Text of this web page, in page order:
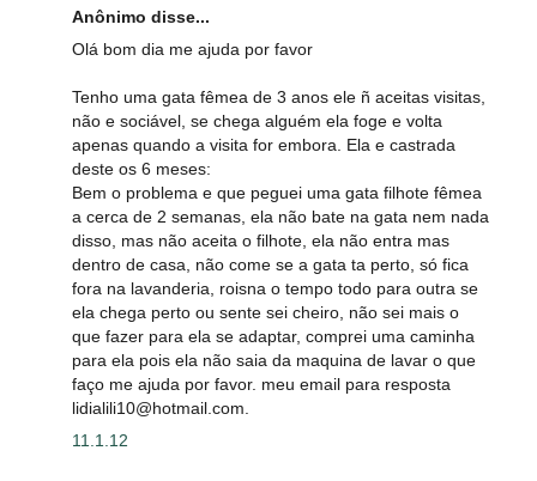
Anônimo disse...
Olá bom dia me ajuda por favor
Tenho uma gata fêmea de 3 anos ele ñ aceitas visitas,
não e sociável, se chega alguém ela foge e volta
apenas quando a visita for embora. Ela e castrada
deste os 6 meses:
Bem o problema e que peguei uma gata filhote fêmea
a cerca de 2 semanas, ela não bate na gata nem nada
disso, mas não aceita o filhote, ela não entra mas
dentro de casa, não come se a gata ta perto, só fica
fora na lavanderia, roisna o tempo todo para outra se
ela chega perto ou sente sei cheiro, não sei mais o
que fazer para ela se adaptar, comprei uma caminha
para ela pois ela não saia da maquina de lavar o que
faço me ajuda por favor. meu email para resposta
lidialili10@hotmail.com.
11.1.12